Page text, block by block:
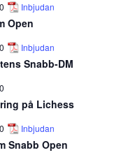
Inbjudan
Open
Inbjudan
Snabb-DM
på Lichess
Inbjudan
Snabb Open